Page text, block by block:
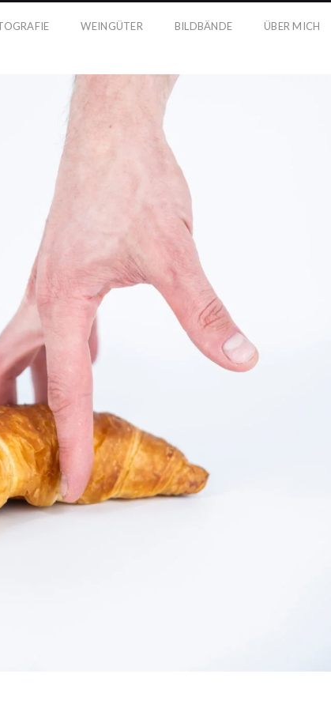
WEINGÜTER BILDBÄNDE
ÜBER MICH